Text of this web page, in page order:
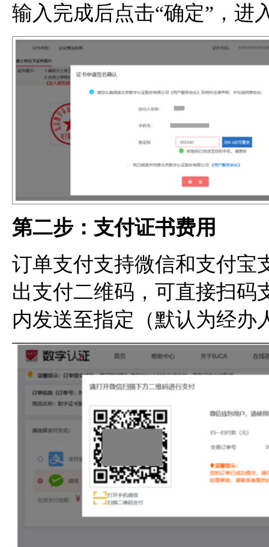
输入完成后点击“确定”，进
第二步：支付证书费用
订单支付支持微信和支付宝
出支付二维码，可直接扫码
内发送至指定（默认为经办